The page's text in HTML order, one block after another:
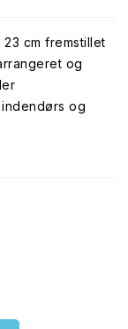
cm fremstillet
og
og